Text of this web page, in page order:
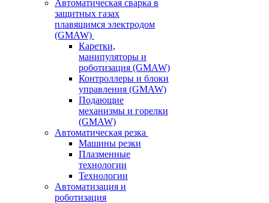
Автоматическая сварка в
защитных газах
плавящимся электродом
(GMAW)
Каретки,
манипуляторы и
роботизация (GMAW)
Контроллеры и блоки
управления (GMAW)
Подающие
механизмы и горелки
(GMAW)
Автоматическая резка
Машины резки
Плазменные
технологии
Технологии
Автоматизация и
роботизация